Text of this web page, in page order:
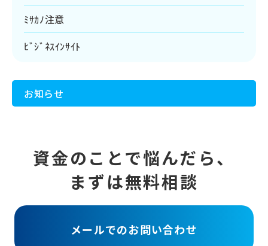
ﾐｻｶﾉ注意
ﾋﾞｼﾞﾈｽｲﾝｻｲﾄ
お知らせ
資金のことで悩んだら、
まずは無料相談
メールでのお問い合わせ